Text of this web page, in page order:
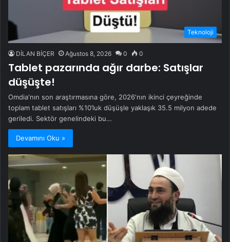
Teknoloji
DİLAN BİÇER Ağustos 8, 2026 0 0
Tablet pazarında ağır darbe: Satışlar
düşüşte!
Omdia'nın son araştırmasına göre, 2026'nın ikinci çeyreğinde
toplam tablet satışları %10’luk düşüşle yaklaşık 35.5 milyon adede
geriledi. Sektör genelindeki bu…
Devamını Oku »